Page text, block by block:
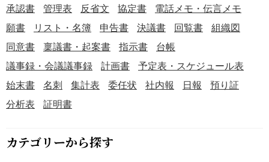
承認書
管理表 反省文 協定書
電話メモ・伝言メモ
願書
リスト・名簿 申告書 決議書 回覧書
組織図
同意書
稟議書・起案書 指示書
台帳
議事録・会議議事録
計画書
予定表・スケジュール表
始末書
名刺 集計表 委任状 社内報 日報
預り証
分析表
証明書
カテゴリーから探す